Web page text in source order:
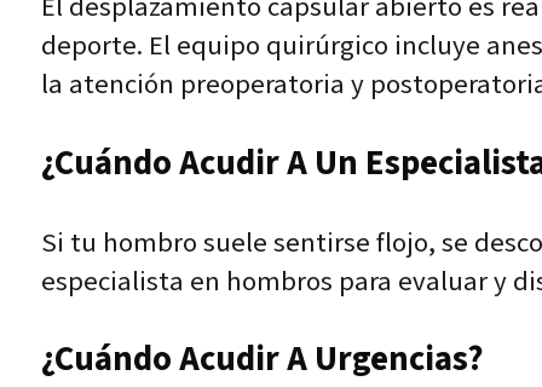
deporte. El equipo quirúrgico incluye
la atención preoperatoria y
¿Cuándo Acudir A Un
Si tu hombro suele sentirse flojo, se
especialista en hombros para evaluar y
¿Cuándo Acudir A Urgencias?